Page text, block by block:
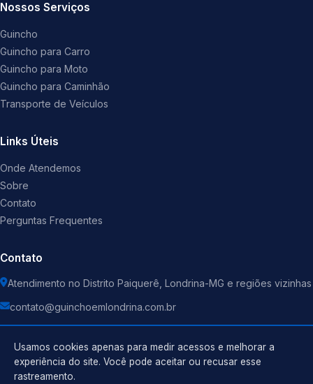
Nossos Serviços
Guincho
Guincho para Carro
Guincho para Moto
Guincho para Caminhão
Transporte de Veículos
Links Úteis
Onde Atendemos
Sobre
Contato
Perguntas Frequentes
Contato
Atendimento no Distrito Paiquerê, Londrina-MG e regiões vizinhas
contato@guinchoemlondrina.com.br
Usamos cookies apenas para medir acessos e melhorar a
experiência do site. Você pode aceitar ou recusar esse
rastreamento.